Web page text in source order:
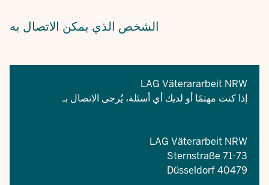
الشخص الذي يمكن الاتصال به
LAG Väterararbeit NRW
إذا كنت مهتمًا أو لديك أي أسئلة، يُرجى الاتصال بـ
LAG Väterarbeit NRW
Sternstraße 71-73
40479 Düsseldorf